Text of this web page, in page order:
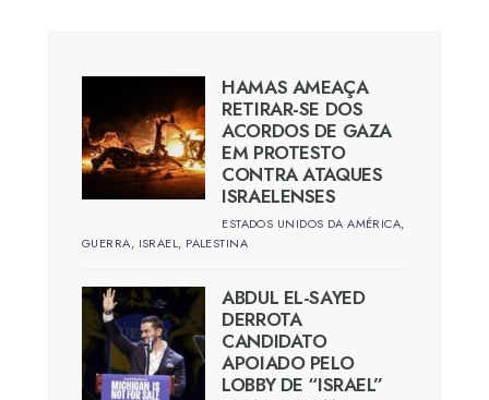
HAMAS AMEAÇA
RETIRAR-SE DOS
ACORDOS DE GAZA
EM PROTESTO
CONTRA ATAQUES
ISRAELENSES
ESTADOS UNIDOS DA AMÉRICA,
GUERRA, ISRAEL, PALESTINA
ABDUL EL-SAYED
DERROTA
CANDIDATO
APOIADO PELO
LOBBY DE “ISRAEL”